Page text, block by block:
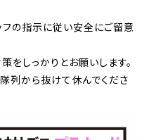
フの指示に従い安全にご留意
をしっかりとお願いします。
列から抜けて休んでくださ